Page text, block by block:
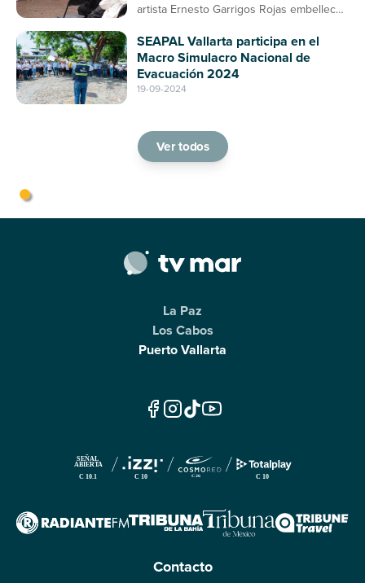
artista Ernesto Garrigos Rojas embellece
como un espacio de arte y cultura en
Puerto Vallarta
SEAPAL Vallarta participa en el
Macro Simulacro Nacional de
Evacuación 2024
19-09-2024
Ver todos
La Paz
Los Cabos
Puerto Vallarta
Contacto